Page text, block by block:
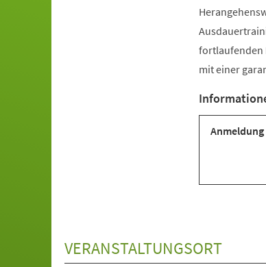
fortlaufenden
mit einer
Anmeldung
VERANSTALTUNGSORT